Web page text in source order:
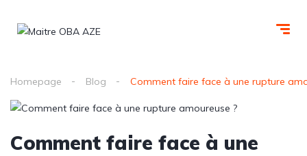
Homepage Blog Comment faire face à une rupture
Comment faire face à une